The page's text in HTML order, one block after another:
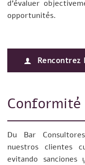
d’évaluer
opportunités.
Rencontrez
Du Bar
nuestros clientes
evitando sanciones